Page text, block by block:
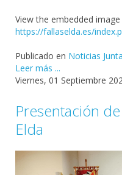
View the embedded
https://fallaselda.es/
Publicado en Noticias
Leer más ...
Viernes, 01 Septiembre
Presentación
Elda